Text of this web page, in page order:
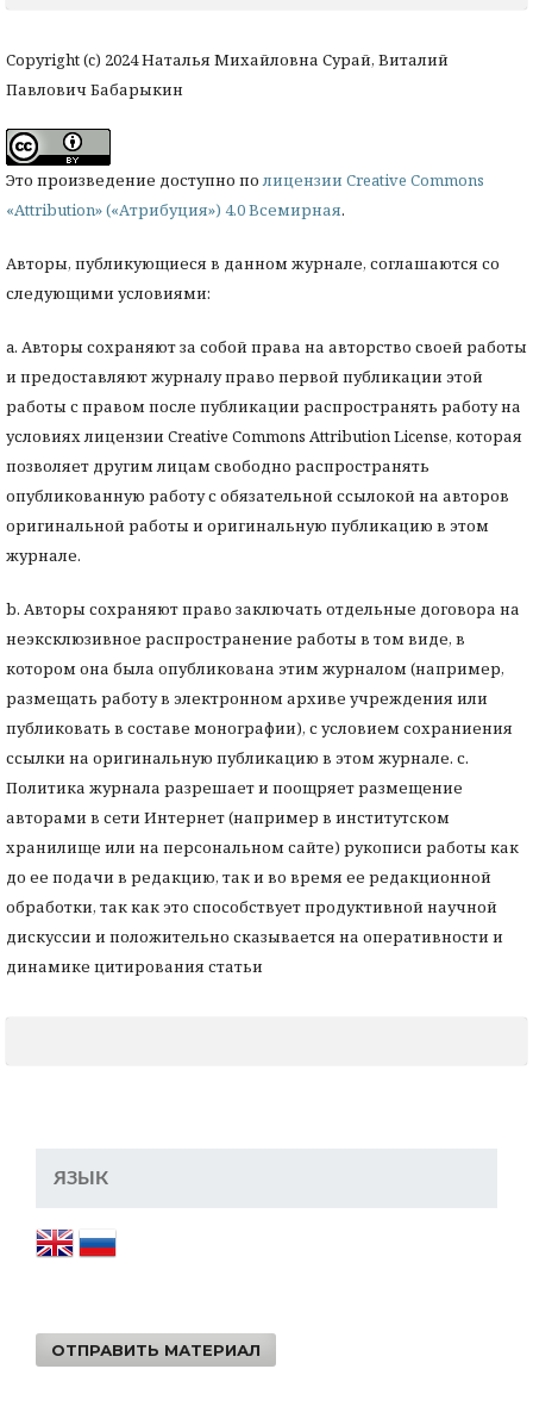
Copyright (c) 2024 Наталья Михайловна Сурай, Виталий
Павлович Бабарыкин
Это произведение доступно полицензии Creative Commons
«Attribution» («Атрибуция») 4.0 Всемирная.
Авторы, публикующиеся в данном журнале, соглашаются со
следующими условиями:
a. Авторы сохраняют за собой права на авторство своей работы
и предоставляют журналу право первой публикации этой
работы с правом после публикации распространять работу на
условиях лицензии Creative Commons Attribution License, которая
позволяет другим лицам свободно распространять
опубликованную работу с обязательной ссылокой на авторов
оригинальной работы и оригинальную публикацию в этом
журнале.
b. Авторы сохраняют право заключать отдельные договора на
неэксклюзивное распространение работы в том виде, в
котором она была опубликована этим журналом (например,
размещать работу в электронном архиве учреждения или
публиковать в составе монографии), с условием сохраниения
ссылки на оригинальную публикацию в этом журнале. с.
Политика журнала разрешает и поощряет размещение
авторами в сети Интернет (например в институтском
хранилище или на персональном сайте) рукописи работы как
до ее подачи в редакцию, так и во время ее редакционной
обработки, так как это способствует продуктивной научной
дискуссии и положительно сказывается на оперативности и
динамике цитирования статьи
ЯЗЫК
ОТПРАВИТЬ МАТЕРИАЛ